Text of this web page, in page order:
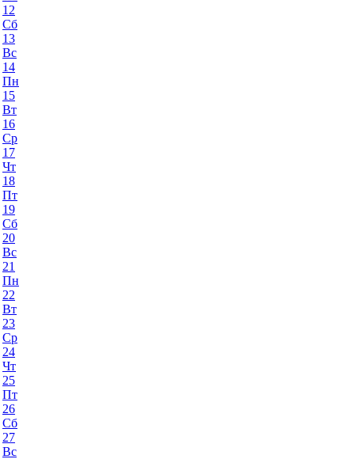
12
Сб
13
Вс
14
Пн
15
Вт
16
Ср
17
Чт
18
Пт
19
Сб
20
Вс
21
Пн
22
Вт
23
Ср
24
Чт
25
Пт
26
Сб
27
Вс